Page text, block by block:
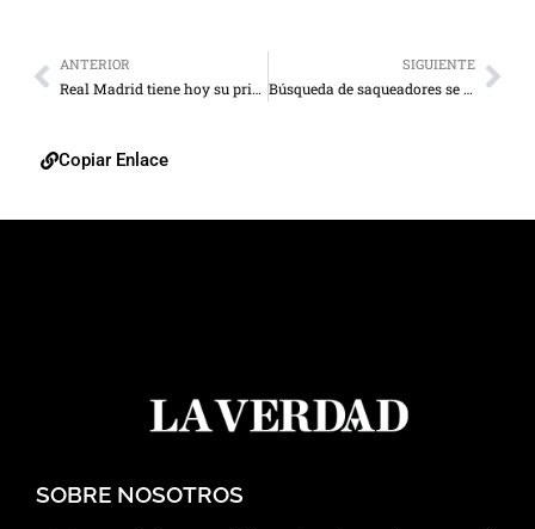
ANTERIOR
Real Madrid tiene hoy su primer amistoso ante el United
SIGUIENTE
Búsqueda de saqueadores se extiende al este y al centro
Copiar Enlace
SOBRE NOSOTROS